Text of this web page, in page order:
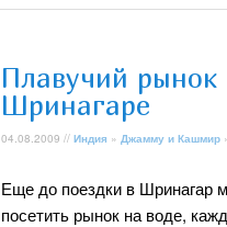
Плавучий рынок
Шринагаре
04.08.2009 // Индия » Джамму и Кашмир
Еще до поездки в Шринагар
посетить рынок на воде,